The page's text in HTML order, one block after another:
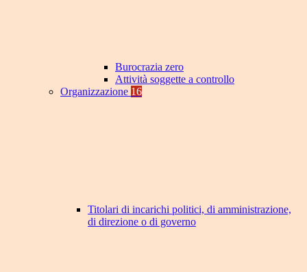
Burocrazia zero
Attività soggette a controllo
Organizzazione 16
Titolari di incarichi politici, di amministrazione,
di direzione o di governo